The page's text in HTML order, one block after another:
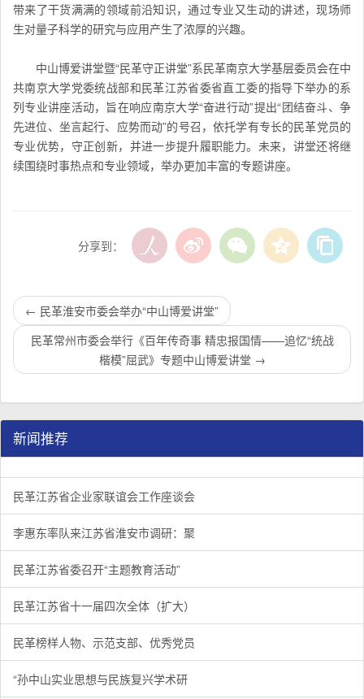
带来了干货满满的领域前沿知识，通过专业又生动的讲述，现场师
生对量子科学的研究与应用产生了浓厚的兴趣。
中山博爱讲堂暨“民革守正讲堂”系民革南京大学基层委员会在中
共南京大学党委统战部和民革江苏省委省直工委的指导下举办的系
列专业讲座活动，旨在响应南京大学“奋进行动”提出“团结奋斗、争
先进位、坐言起行、应势而动”的号召，依托学有专长的民革党员的
专业优势，守正创新，并进一步提升履职能力。未来，讲堂还将继
续围绕时事热点和专业领域，举办更加丰富的专题讲座。
分享到：
← 民革淮安市委会举办“中山博爱讲堂”
民革常州市委会举行《百年传奇事 精忠报国情——追忆“统战
楷模”屈武》专题中山博爱讲堂 →
新闻推荐
民革江苏省企业家联谊会工作座谈会在宁召开
1/3 李惠东率队来江苏省淮安市调研：聚焦民革党员之家建设管
2/3 民革江苏省委召开“主题教育活动” 领导班子民主生活会
3/3
民革江苏省企业家联谊会工作座谈会
李惠东率队来江苏省淮安市调研：聚
民革江苏省委召开“主题教育活动”
民革江苏省十一届四次全体（扩大）
民革榜样人物、示范支部、优秀党员
“孙中山实业思想与民族复兴学术研